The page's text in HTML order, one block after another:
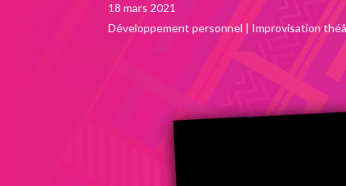
18 mars 2021
Développement personnel | Improvisation